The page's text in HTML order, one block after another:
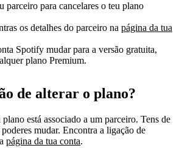
parceiro para cancelares o teu plano
os detalhes do parceiro na página da tua
Spotify mudar para a versão gratuita,
plano Premium.
de alterar o plano?
está associado a um parceiro. Tens de
mudar. Encontra a ligação de
página da tua conta.